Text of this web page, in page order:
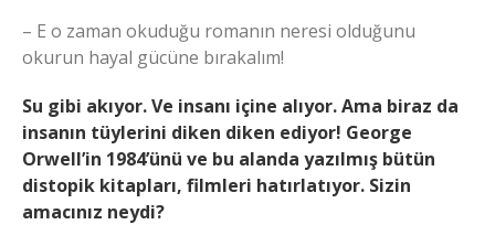
– E o zaman okuduğu romanın neresi olduğunu
okurun hayal gücüne bırakalım!
Su gibi akıyor. Ve insanı içine alıyor. Ama biraz da
insanın tüylerini diken diken ediyor! George
Orwell’in 1984’ünü ve bu alanda yazılmış bütün
distopik kitapları, filmleri hatırlatıyor. Sizin
amacınız neydi?